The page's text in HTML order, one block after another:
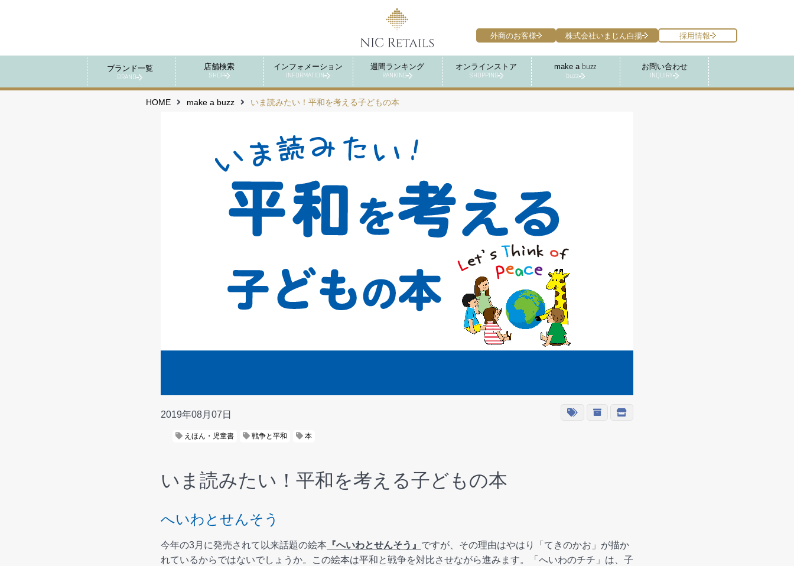
ブランド一覧
BRAND
店舗検索
SHOP
インフォメーション
INFORMATION
週間ランキング
RANKING
オンラインストア
SHOPPING
make a buzz
buzz
お問い合わせ
INQUIRY
外商のお客様 株式会社いまじん白揚 採用情報
HOME make a buzz いま読みたい！平和を考える子どもの本
2019年08月07日
えほん・児童書 戦争と平和 本
いま読みたい！平和を考える子どもの本
へいわとせんそう
今年の3月に発売されて以来話題の絵本 『へいわとせんそう』 ですが、その理由はやはり「てきのかお」が描か
れているからではないでしょうか。この絵本は平和と戦争を対比させながら進みます。「へいわのチチ」は、子